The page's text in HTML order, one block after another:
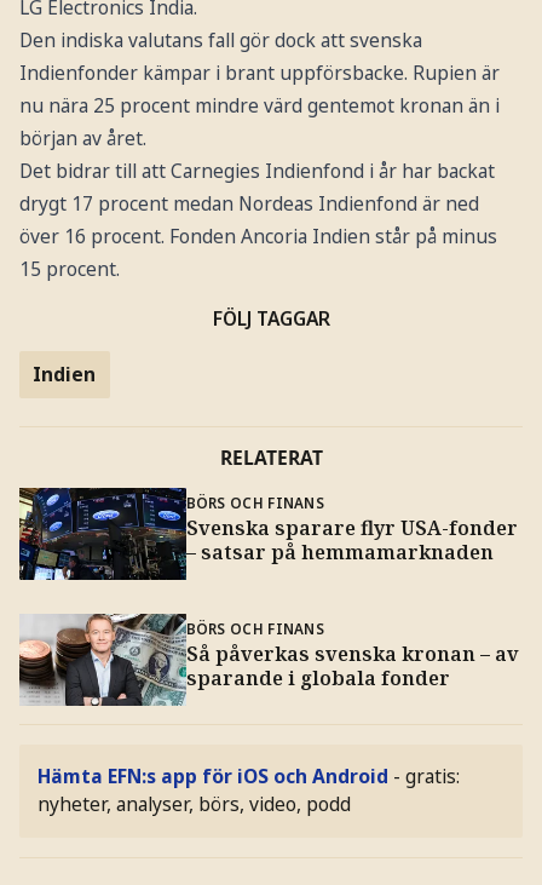
LG Electronics India.
Den indiska valutans fall gör dock att svenska
Indienfonder kämpar i brant uppförsbacke. Rupien är
nu nära 25 procent mindre värd gentemot kronan än i
början av året.
Det bidrar till att Carnegies Indienfond i år har backat
drygt 17 procent medan Nordeas Indienfond är ned
över 16 procent. Fonden Ancoria Indien står på minus
15 procent.
FÖLJ TAGGAR
Indien
RELATERAT
BÖRS OCH FINANS
Svenska sparare flyr USA-fonder
– satsar på hemmamarknaden
BÖRS OCH FINANS
Så påverkas svenska kronan – av
sparande i globala fonder
Hämta EFN:s app för iOS och Android - gratis:
nyheter, analyser, börs, video, podd